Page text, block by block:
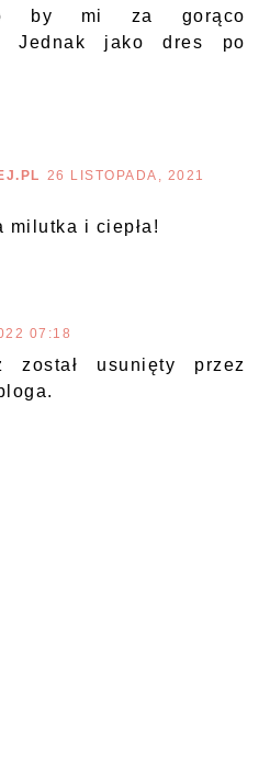
by mi za gorąco
Jednak jako dres po
26 LISTOPADA, 2021
milutka i ciepła!
07:18
został usunięty przez